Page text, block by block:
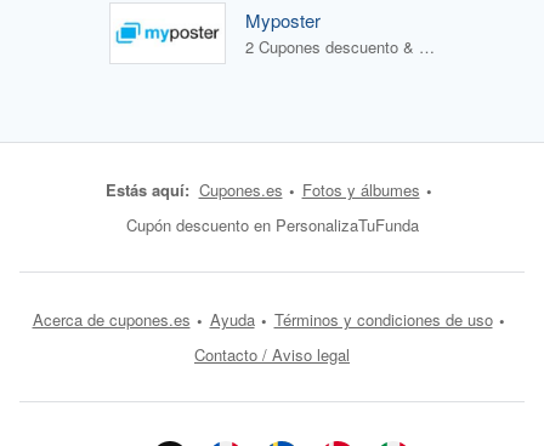
Myposter
2 Cupones descuento & 2 Ofertas
Estás aquí: Cupones.es
Fotos y álbumes
Cupón descuento en PersonalizaTuFunda
Acerca de cupones.es Ayuda
Términos y condiciones de uso
Contacto / Aviso legal